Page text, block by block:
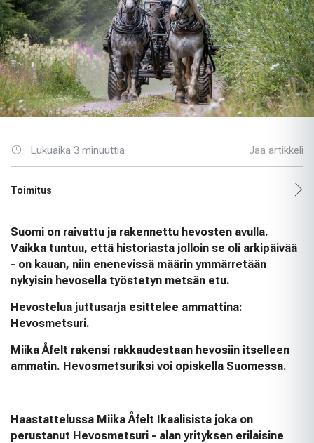
Lukuaika 3 minuuttia Jaa artikkeli
Toimitus
Suomi on raivattu ja rakennettu hevosten avulla.
Vaikka tuntuu, että historiasta jolloin se oli arkipäivää
- on kauan, niin enenevissä määrin ymmärretään
nykyisin hevosella työstetyn metsän etu.
Hevostelua juttusarja esittelee ammattina:
Hevosmetsuri.
Miika Åfelt rakensi rakkaudestaan hevosiin itselleen
ammatin. Hevosmetsuriksi voi opiskella Suomessa.
Haastattelussa Miika Åfelt Ikaalisista joka on
perustanut Hevosmetsuri - alan yrityksen erilaisine